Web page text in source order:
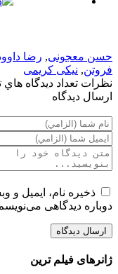
حسن معجونی, رضا
فروتن, نیکی کریمی
نظرات تعداد ديدگاه هاي
ارسال ديدگاه
ذخیره نام، ایمیل و
دوباره دیدگاهی
ژانرهای فیلم ترین